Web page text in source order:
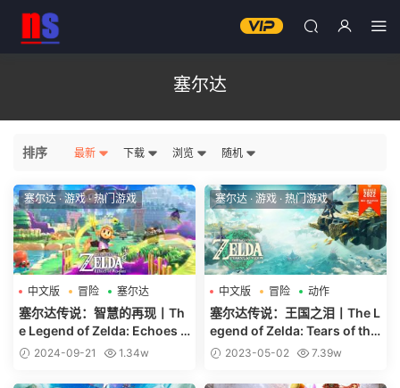
塞尔达
排序 最新 下载 浏览 随机
塞尔达· 游戏·热门游戏
中文版 冒险 塞尔达
塞尔达传说：智慧的再现丨Th
e Legend of Zelda: Echoes o
f Wisdom
2024-09-21 1.34w
塞尔达 · 游戏 · 热门游戏
中文版 冒险 动作
塞尔达传说：王国之泪丨The L
egend of Zelda: Tears of the
Kingdom
2023-05-02 7.39w